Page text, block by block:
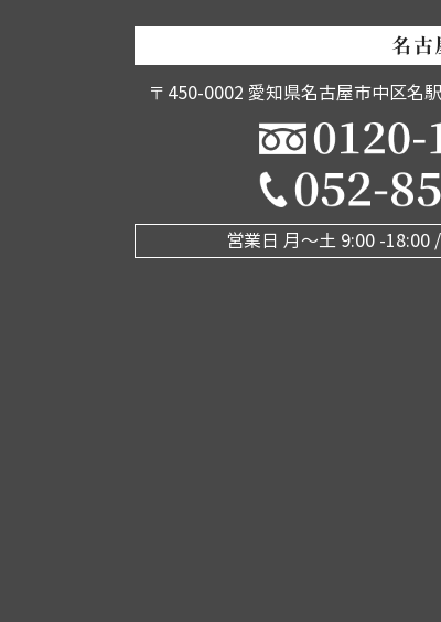
名古
〒450-0002 愛知県名古屋市中区名
営業日 月〜土 9:00 -18:00